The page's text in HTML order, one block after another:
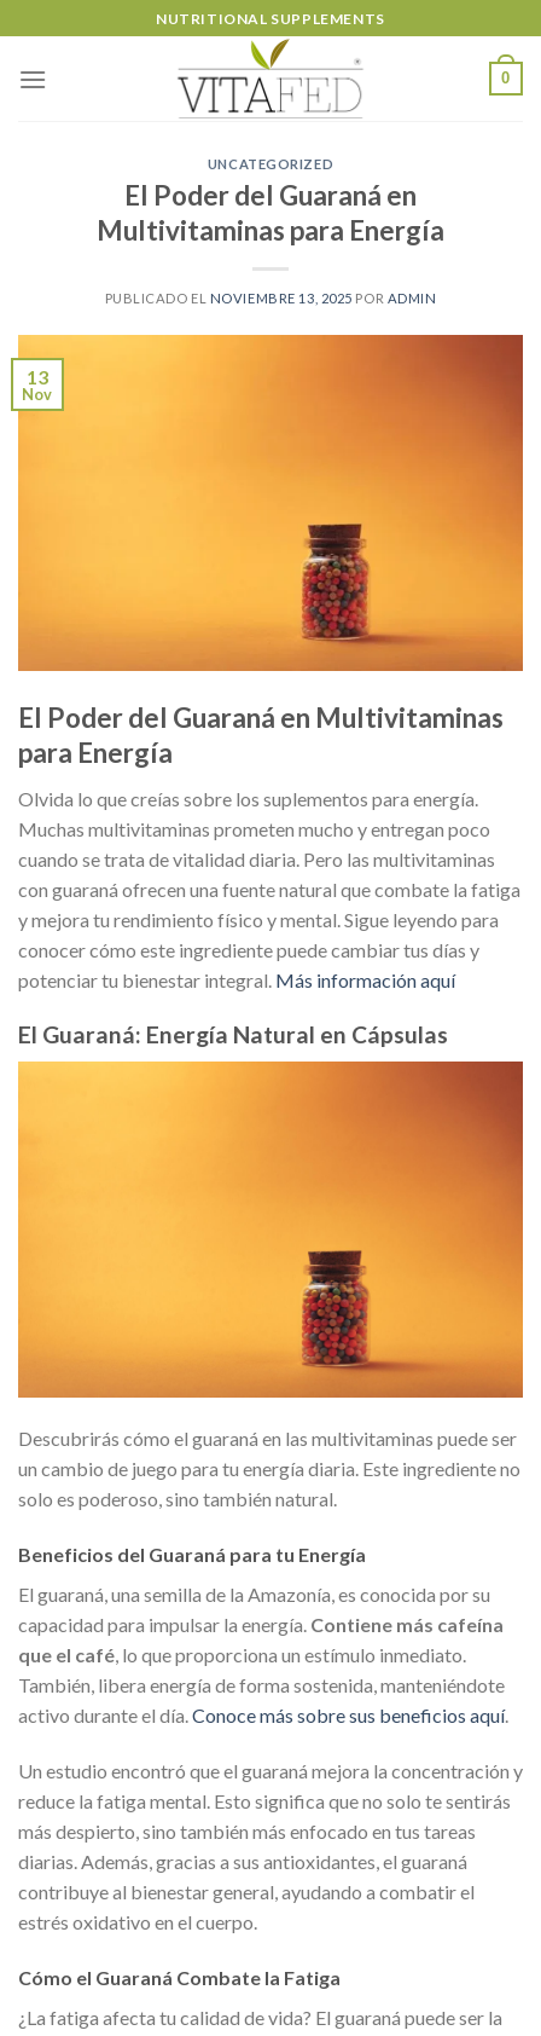
to
content
NUTRITIONAL SUPPLEMENTS
0
UNCATEGORIZED
El Poder del Guaraná en
Multivitaminas para Energía
PUBLICADO EL NOVIEMBRE 13, 2025 POR ADMIN
13
Nov
El Poder del Guaraná en Multivitaminas
para Energía
Olvida lo que creías sobre los suplementos para energía.
Muchas multivitaminas prometen mucho y entregan poco
cuando se trata de vitalidad diaria. Pero las multivitaminas
con guaraná ofrecen una fuente natural que combate la fatiga
y mejora tu rendimiento físico y mental. Sigue leyendo para
conocer cómo este ingrediente puede cambiar tus días y
potenciar tu bienestar integral. Más información aquí
El Guaraná: Energía Natural en Cápsulas
Descubrirás cómo el guaraná en las multivitaminas puede ser
un cambio de juego para tu energía diaria. Este ingrediente no
solo es poderoso, sino también natural.
Beneficios del Guaraná para tu Energía
El guaraná, una semilla de la Amazonía, es conocida por su
capacidad para impulsar la energía. Contiene más cafeína
que el café, lo que proporciona un estímulo inmediato.
También, libera energía de forma sostenida, manteniéndote
activo durante el día.Conoce más sobre sus beneficios aquí.
Un estudio encontró que el guaraná mejora la concentración y
reduce la fatiga mental. Esto significa que no solo te sentirás
más despierto, sino también más enfocado en tus tareas
diarias. Además, gracias a sus antioxidantes, el guaraná
contribuye al bienestar general, ayudando a combatir el
estrés oxidativo en el cuerpo.
Cómo el Guaraná Combate la Fatiga
¿La fatiga afecta tu calidad de vida? El guaraná puede ser la